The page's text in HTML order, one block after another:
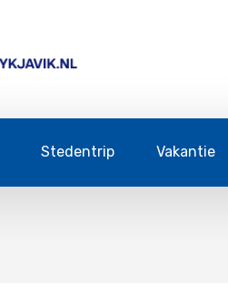
Stedentrip Vakantie